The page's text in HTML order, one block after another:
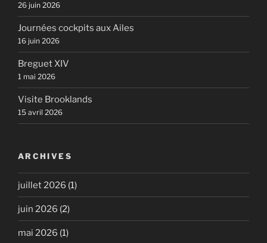
26 juin 2026
Journées cockpits aux Ailes
16 juin 2026
Breguet XIV
1 mai 2026
Visite Brooklands
15 avril 2026
ARCHIVES
juillet 2026 (1)
juin 2026 (2)
mai 2026 (1)